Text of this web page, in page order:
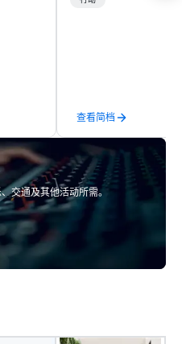
into
—
to life
查看简档
交通及其他活动所需。